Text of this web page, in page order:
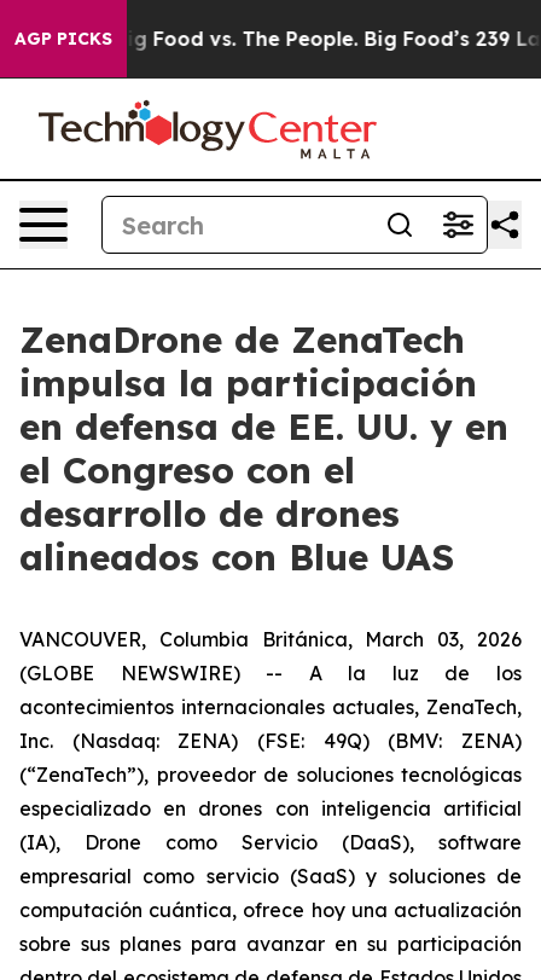
AGP PICKS
Big Food vs. The People. Big Food’s 239 Lawsuits
ZenaDrone de ZenaTech
impulsa la participación
en defensa de EE. UU. y en
el Congreso con el
desarrollo de drones
alineados con Blue UAS
VANCOUVER, Columbia Británica, March 03, 2026
(GLOBE NEWSWIRE) -- A la luz de los
acontecimientos internacionales actuales, ZenaTech,
Inc. (Nasdaq: ZENA) (FSE: 49Q) (BMV: ZENA)
(“ZenaTech”), proveedor de soluciones tecnológicas
especializado en drones con inteligencia artificial
(IA), Drone como Servicio (DaaS), software
empresarial como servicio (SaaS) y soluciones de
computación cuántica, ofrece hoy una actualización
sobre sus planes para avanzar en su participación